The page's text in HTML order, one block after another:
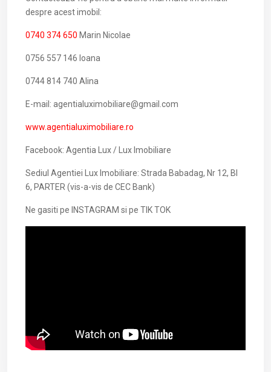
despre acest imobil:
0740 374 650 Marin Nicolae
0756 557 146 Ioana
0744 814 740 Alina
E-mail: agentialuximobiliare@gmail.com
www.agentialuximobiliare.ro
Facebook: Agentia Lux / Lux Imobiliare
Sediul Agentiei Lux Imobiliare: Strada Babadag, Nr 12, Bl
6, PARTER (vis-a-vis de CEC Bank)
Ne gasiti pe INSTAGRAM si pe TIK TOK